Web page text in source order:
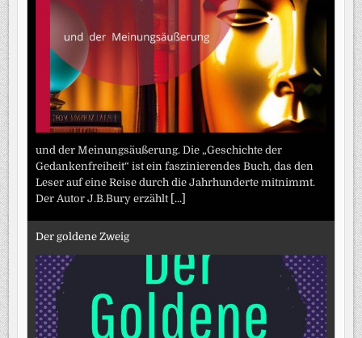
und der Meinungsäußerung. Die „Geschichte der
Gedankenfreiheit“ ist ein faszinierendes Buch, das den
Leser auf eine Reise durch die Jahrhunderte mitnimmt.
Der Autor J.B.Bury erzählt [...]
Der goldene Zweig